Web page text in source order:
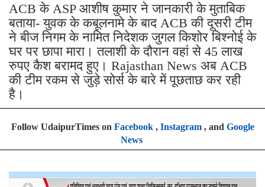
ACB के ASP आशीष कुमार ने जानकारी के मुताबिक
बताया- युवक के कबूलनामे के बाद ACB की दूसरी टीम
ने बीज निगम के नामित निदेशक जुगल किशोर बिश्नोई के
घर पर छापा मारा। तलाशी के दौरान वहां से 45 लाख
रुपए कैश बरामद हुए। Rajasthan News अब ACB
की टीम रकम से जुड़े सोर्स के बारे में पूछताछ कर रही
है।
Follow UdaipurTimes on Facebook, Instagram, and Google
News